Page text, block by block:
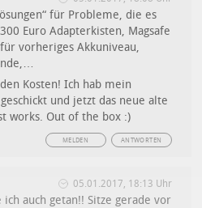
für Probleme, die es
Euro Adapterkisten, Magsafe
vorheriges Akkuniveau,
Kosten! Ich hab mein
und jetzt das neue alte
works. Out of the box :)
ANTWORTEN
MELDEN
05.01.2017, 18:13 Uhr
ich auch getan!! Sitze gerade vor